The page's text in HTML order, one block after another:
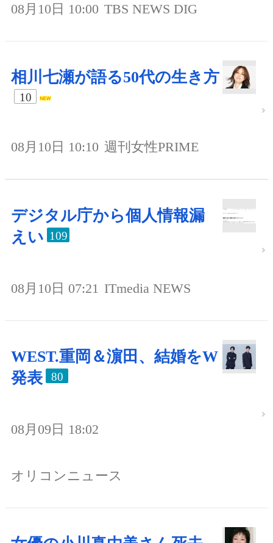
08月10日 10:00 TBS NEWS DIG
相川七瀬が語る50代の生き方
10
08月10日 10:10 週刊女性PRIME
デジタル庁から個人情報漏
えい 109
08月10日 07:21 ITmedia NEWS
WEST.重岡＆濵田、結婚をW
発表
80
08月09日 18:02
オリコンニュース